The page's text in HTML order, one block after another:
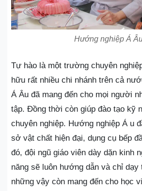
Hướng nghiệp Á
Tự hào là một trường chuyên
hữu rất nhiều chi nhánh trên cả
Á Âu đã mang đến cho mọi người
tập. Đồng thời còn giúp đào tạo kỹ
chuyên nghiệp. Hướng nghiệp Á u
sở vật chất hiện đại, dụng cụ bếp
đó, đội ngũ giáo viên dày dặn kinh
năng sẽ luôn hướng dẫn và chỉ dạy
những vậy còn mang đến cho học